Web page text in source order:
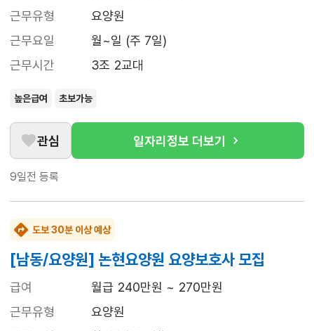
근무유형
요양원
근무요일
월~일 (주 7일)
근무시간
3조 2교대
높은급여 초보가능
관심 일자리정보 더보기
9일전 등록
도보 30분 이상 예상
[남동/요양원] 논현요양원 요양보호사 모집
급여
월급 240만원 ~ 270만원
근무유형
요양원